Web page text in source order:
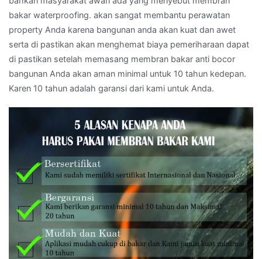
bakar waterproofing. akan sangat membantu perawatan
property Anda karena bangunan anda akan kuat dan awet
serta di pastikan akan menghemat biaya pemeriharaan dapat
di pastikan setelah memasang membran bakar anti bocor
bangunan Anda akan aman minimal untuk 10 tahun kedepan.
Karen 10 tahun adalah garansi dari kami untuk Anda.